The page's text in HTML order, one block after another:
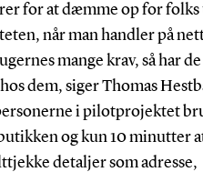
for at dæmme op for folks
når man handler på
mange krav, så har
dem, siger Thomas
i pilotprojektet
og kun 10 minutter
detaljer som adresse,